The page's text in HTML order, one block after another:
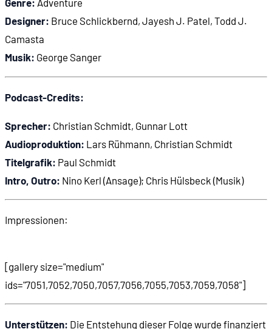
Genre: Adventure
Designer: Bruce Schlickbernd, Jayesh J. Patel, Todd J.
Camasta
Musik: George Sanger
Podcast-Credits:
Sprecher: Christian Schmidt, Gunnar Lott
Audioproduktion: Lars Rühmann, Christian Schmidt
Titelgrafik: Paul Schmidt
Intro, Outro: Nino Kerl (Ansage); Chris Hülsbeck (Musik)
Impressionen:
[gallery size="medium"
ids="7051,7052,7050,7057,7056,7055,7053,7059,7058"]
Unterstützen: Die Entstehung dieser Folge wurde finanziert